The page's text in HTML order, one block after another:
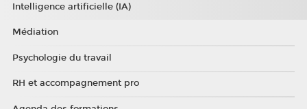
Intelligence artificielle (IA)
Médiation
Psychologie du travail
RH et accompagnement pro